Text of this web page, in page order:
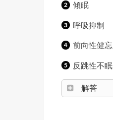
傾眠
呼吸抑制
前向性健忘
反跳性不眠
解答